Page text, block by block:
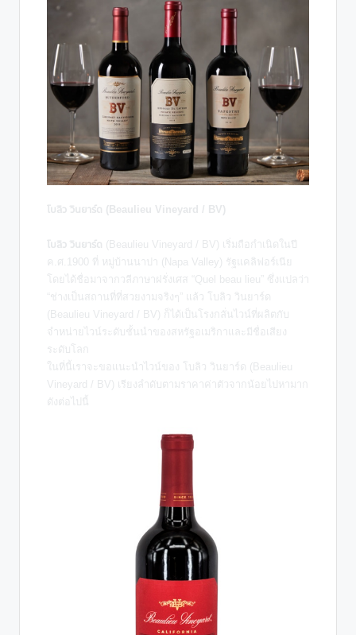
โบลิว วินยาร์ด (Beaulieu Vineyard / BV)
โบลิว วินยาร์ด (Beaulieu Vineyard / BV) เริ่มถือกำเนิดในปี
ค.ศ.1900 ที่ หมู่บ้านนาปา (Napa Valley) รัฐแคลิฟอร์เนีย
โดยได้ชื่อมาจากวลีภาษาฝรั่งเศส “Quel beau lieu” ซึ่งแปลว่า
“ช่างเป็นสถานที่ที่สวยงามจริงๆ” แล้ว โบลิว วินยาร์ด
(Beaulieu Vineyard / BV) ก็ได้เป็นโรงกลั่นไวน์ที่ผลิตกับ
จำหน่ายไวน์ระดับชั้นนำของสหรัฐอเมริกาและมีชื่อเสียง
ระดับโลก
ในที่นี้เราจะขอแนะนำไวน์ของ โบลิว วินยาร์ด (Beaulieu
Vineyard / BV) เรียงลำดับตามราคาค่าตัวจากน้อยไปหามาก
ดังต่อไปนี้